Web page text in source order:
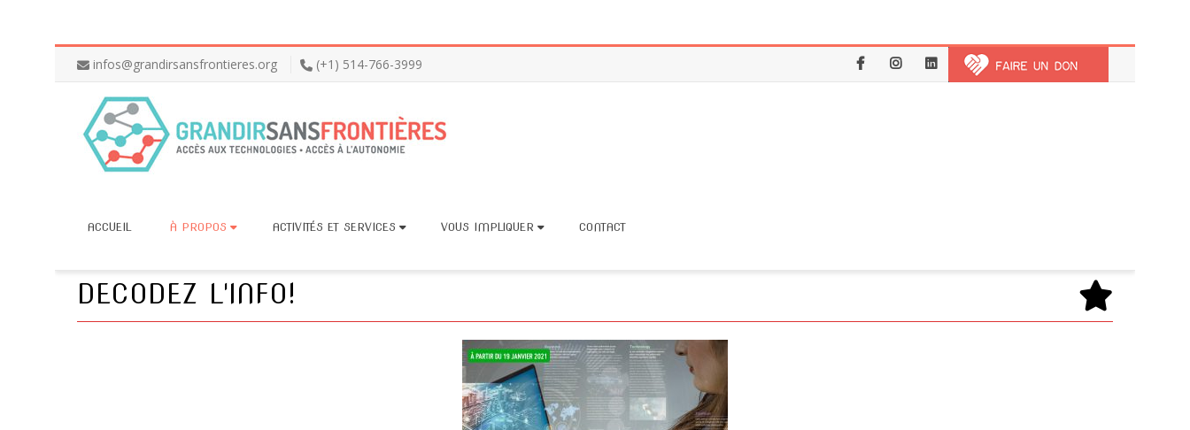
infos@grandirsansfrontieres.org (+1) 514-766-3999
ACCUEIL À PROPOS ACTIVITÉS ET SERVICES VOUS IMPLIQUER CONTACT
DECODEZ L'INFO!